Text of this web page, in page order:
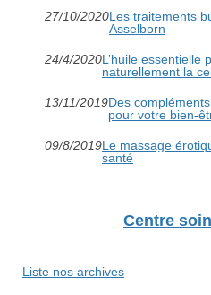
27/10/2020Les traitements
Asselborn
24/4/2020L’huile essentielle
naturellement la
13/11/2019Des
pour votre bien-
09/8/2019Le massage
santé
Centre
Liste nos archives